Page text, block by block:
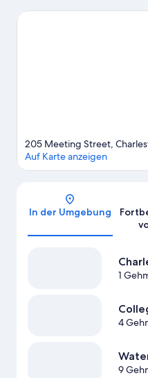
Park und Shem Creek Park.
205 Meeting Street,
Auf Karte anzeigen
In der Umgebung
1
4
9